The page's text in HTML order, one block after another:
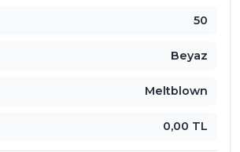
50
Beyaz
Meltblown
0,00 TL